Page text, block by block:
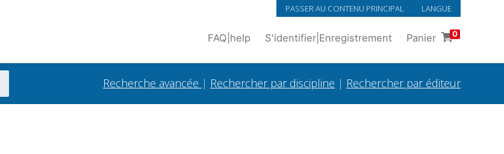
PASSER AU CONTENU PRINCIPAL LANGUE
FAQ help S'identifier Enregistrement Panier 0
Recherche avancée | Rechercher par discipline | Rechercher par éditeur